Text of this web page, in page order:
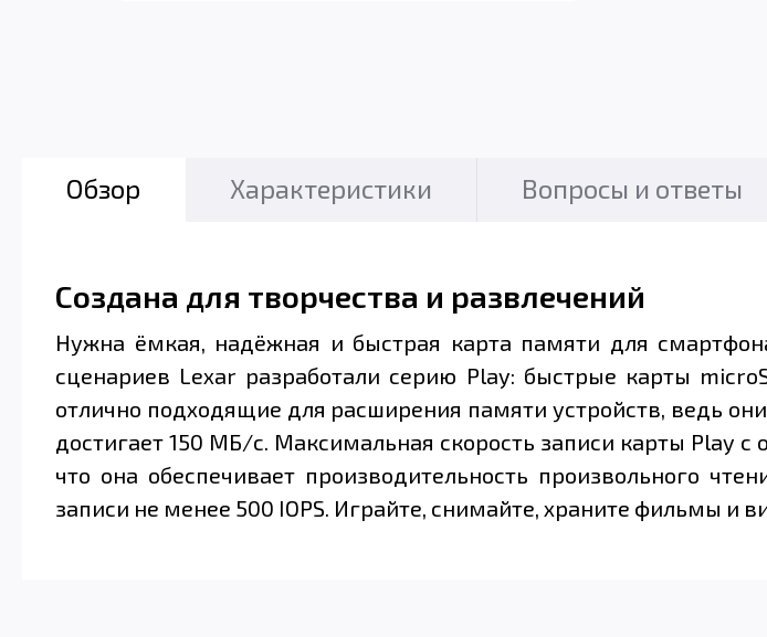
Обзор Характеристики Вопросы и ответы
Создана для творчества и развлечений
Нужна ёмкая, надёжная и быстрая карта памяти для
сценариев Lexar разработали серию Play: быстрые карты
отлично подходящие для расширения памяти устройств, ведь
достигает 150 МБ/с. Максимальная скорость записи карты Play
что она обеспечивает производительность произвольного
записи не менее 500 IOPS. Играйте, снимайте, храните фильмы и